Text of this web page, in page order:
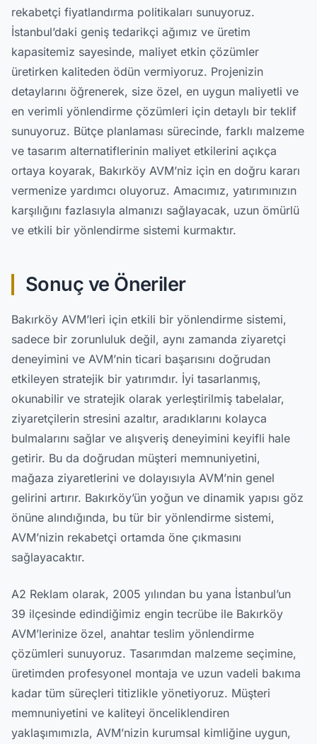
rekabetçi fiyatlandırma politikaları sunuyoruz.
İstanbul’daki geniş tedarikçi ağımız ve üretim
kapasitemiz sayesinde, maliyet etkin çözümler
üretirken kaliteden ödün vermiyoruz. Projenizin
detaylarını öğrenerek, size özel, en uygun maliyetli ve
en verimli yönlendirme çözümleri için detaylı bir teklif
sunuyoruz. Bütçe planlaması sürecinde, farklı malzeme
ve tasarım alternatiflerinin maliyet etkilerini açıkça
ortaya koyarak, Bakırköy AVM’niz için en doğru kararı
vermenize yardımcı oluyoruz. Amacımız, yatırımınızın
karşılığını fazlasıyla almanızı sağlayacak, uzun ömürlü
ve etkili bir yönlendirme sistemi kurmaktır.
Sonuç ve Öneriler
Bakırköy AVM’leri için etkili bir yönlendirme sistemi,
sadece bir zorunluluk değil, aynı zamanda ziyaretçi
deneyimini ve AVM’nin ticari başarısını doğrudan
etkileyen stratejik bir yatırımdır. İyi tasarlanmış,
okunabilir ve stratejik olarak yerleştirilmiş tabelalar,
ziyaretçilerin stresini azaltır, aradıklarını kolayca
bulmalarını sağlar ve alışveriş deneyimini keyifli hale
getirir. Bu da doğrudan müşteri memnuniyetini,
mağaza ziyaretlerini ve dolayısıyla AVM’nin genel
gelirini artırır. Bakırköy’ün yoğun ve dinamik yapısı göz
önüne alındığında, bu tür bir yönlendirme sistemi,
AVM’nizin rekabetçi ortamda öne çıkmasını
sağlayacaktır.
A2 Reklam olarak, 2005 yılından bu yana İstanbul’un
39 ilçesinde edindiğimiz engin tecrübe ile Bakırköy
AVM’lerinize özel, anahtar teslim yönlendirme
çözümleri sunuyoruz. Tasarımdan malzeme seçimine,
üretimden profesyonel montaja ve uzun vadeli bakıma
kadar tüm süreçleri titizlikle yönetiyoruz. Müşteri
memnuniyetini ve kaliteyi önceliklendiren
yaklaşımımızla, AVM’nizin kurumsal kimliğine uygun,